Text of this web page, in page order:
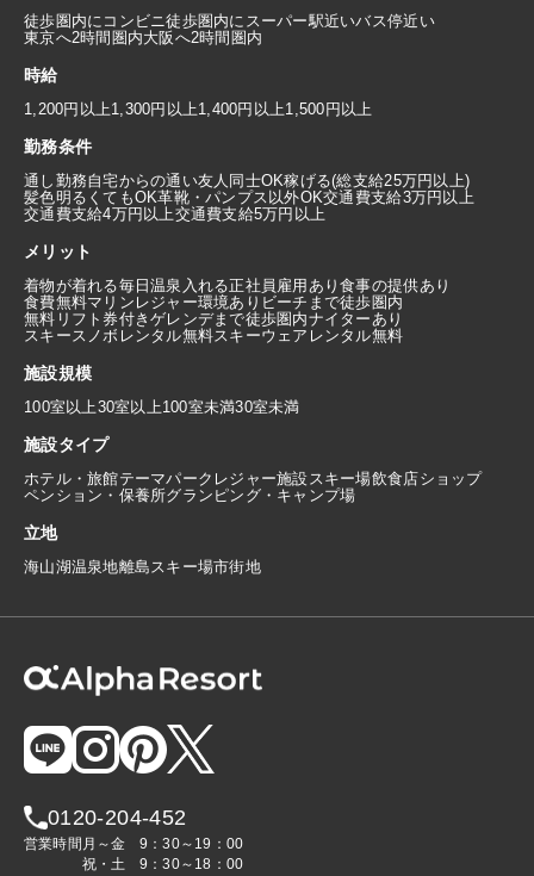
徒歩圏内にコンビニ徒歩圏内にスーパー駅近いバス停近い
東京へ2時間圏内大阪へ2時間圏内
時給
1,200円以上1,300円以上1,400円以上1,500円以上
勤務条件
通し勤務自宅からの通い友人同士OK稼げる(総支給25万円以上)
髪色明るくてもOK革靴・パンプス以外OK交通費支給3万円以上
交通費支給4万円以上交通費支給5万円以上
メリット
着物が着れる毎日温泉入れる正社員雇用あり食事の提供あり
食費無料マリンレジャー環境あり ビーチまで徒歩圏内
無料リフト券付きゲレンデまで徒歩圏内ナイターあり
スキースノボレンタル無料スキーウェアレンタル無料
施設規模
100室以上30室以上100室未満30室未満
施設タイプ
ホテル・旅館テーマパーク レジャー施設 スキー場飲食店ショップ
ペンション・保養所グランピング・キャンプ場
立地
海山湖温泉地離島 スキー場市街地
0120-204-452
営業時間 月～金
9：30～19：00
祝・土
9：30～18：00